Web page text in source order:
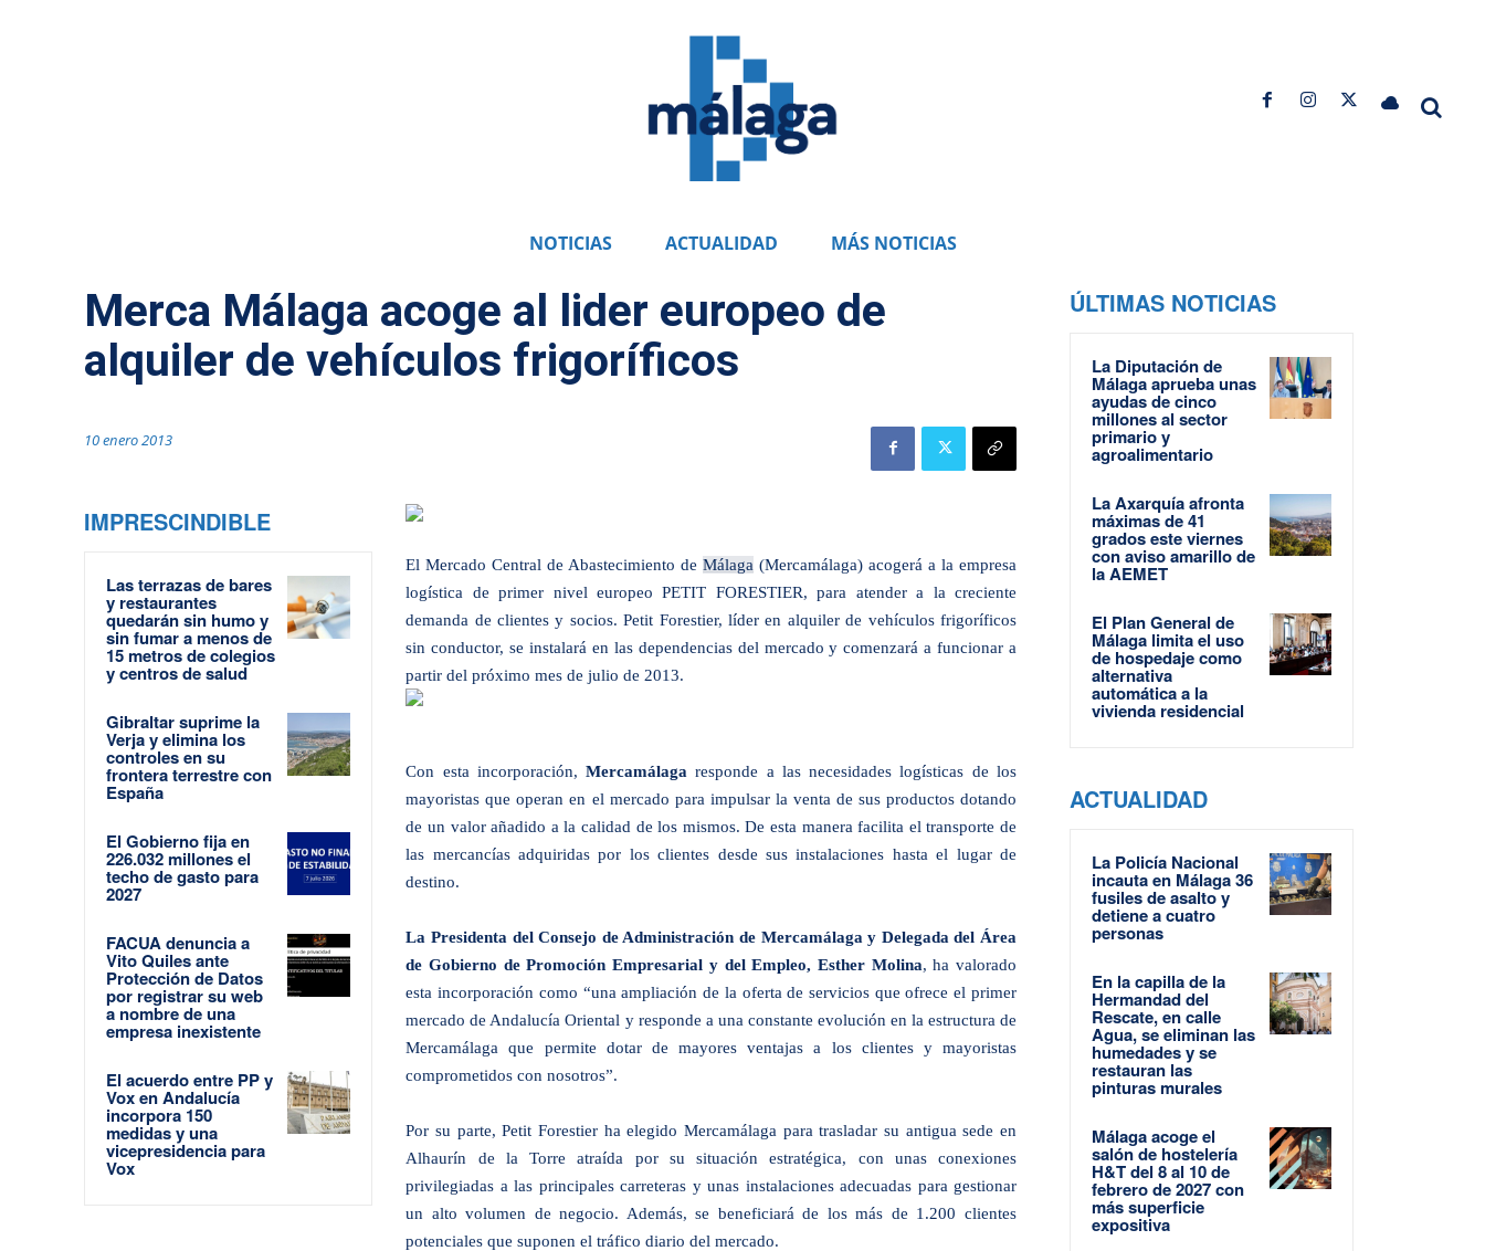
NOTICIAS ACTUALIDAD MÁS NOTICIAS
Merca Málaga acoge al lider europeo de
alquiler de vehículos frigoríficos
10 enero 2013
IMPRESCINDIBLE
Las terrazas de bares
y restaurantes
quedarán sin humo y
sin fumar a menos de
15 metros de colegios
y centros de salud
Gibraltar suprime la
Verja y elimina los
controles en su
frontera terrestre con
España
El Gobierno fija en
226.032 millones el
techo de gasto para
2027
FACUA denuncia a
Vito Quiles ante
Protección de Datos
por registrar su web
a nombre de una
empresa inexistente
El acuerdo entre PP y
Vox en Andalucía
incorpora 150
medidas y una
vicepresidencia para
Vox
El Mercado Central de Abastecimiento deMálaga (Mercamálaga) acogerá a la empresa
logística de primer nivel europeo PETIT FORESTIER, para atender a la creciente
demanda de clientes y socios. Petit Forestier, líder en alquiler de vehículos frigoríficos
sin conductor, se instalará en las dependencias del mercado y comenzará a funcionar a
partir del próximo mes de julio de 2013.
Con esta incorporación,Mercamálaga responde a las necesidades logísticas de los
mayoristas que operan en el mercado para impulsar la venta de sus productos dotando
de un valor añadido a la calidad de los mismos. De esta manera facilita el transporte de
las mercancías adquiridas por los clientes desde sus instalaciones hasta el lugar de
destino.
La Presidenta del Consejo de Administración de Mercamálaga y Delegada del Área
de Gobierno de Promoción Empresarial y del Empleo, Esther Molina, ha valorado
esta incorporación como “una ampliación de la oferta de servicios que ofrece el primer
mercado de Andalucía Oriental y responde a una constante evolución en la estructura de
Mercamálaga que permite dotar de mayores ventajas a los clientes y mayoristas
comprometidos con nosotros”.
Por su parte, Petit Forestier ha elegido Mercamálaga para trasladar su antigua sede en
Alhaurín de la Torre atraída por su situación estratégica, con unas conexiones
privilegiadas a las principales carreteras y unas instalaciones adecuadas para gestionar
un alto volumen de negocio. Además, se beneficiará de los más de 1.200 clientes
potenciales que suponen el tráfico diario del mercado.
ÚLTIMAS NOTICIAS
La Diputación de
Málaga aprueba unas
ayudas de cinco
millones al sector
primario y
agroalimentario
La Axarquía afronta
máximas de 41
grados este viernes
con aviso amarillo de
la AEMET
El Plan General de
Málaga limita el uso
de hospedaje como
alternativa
automática a la
vivienda residencial
ACTUALIDAD
La Policía Nacional
incauta en Málaga 36
fusiles de asalto y
detiene a cuatro
personas
En la capilla de la
Hermandad del
Rescate, en calle
Agua, se eliminan las
humedades y se
restauran las
pinturas murales
Málaga acoge el
salón de hostelería
H&T del 8 al 10 de
febrero de 2027 con
más superficie
expositiva